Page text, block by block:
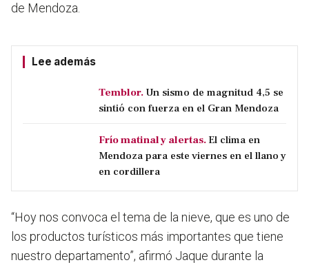
de Mendoza.
Lee además
Temblor. Un sismo de magnitud 4,5 se
sintió con fuerza en el Gran Mendoza
Frío matinal y alertas. El clima en
Mendoza para este viernes en el llano y
en cordillera
“Hoy nos convoca el tema de la nieve, que es uno de
los productos turísticos más importantes que tiene
nuestro departamento”, afirmó Jaque durante la